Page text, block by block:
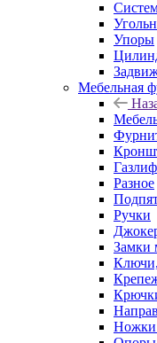
Упоры
Мебельная
Разное
Ручки
Замки
Ножки